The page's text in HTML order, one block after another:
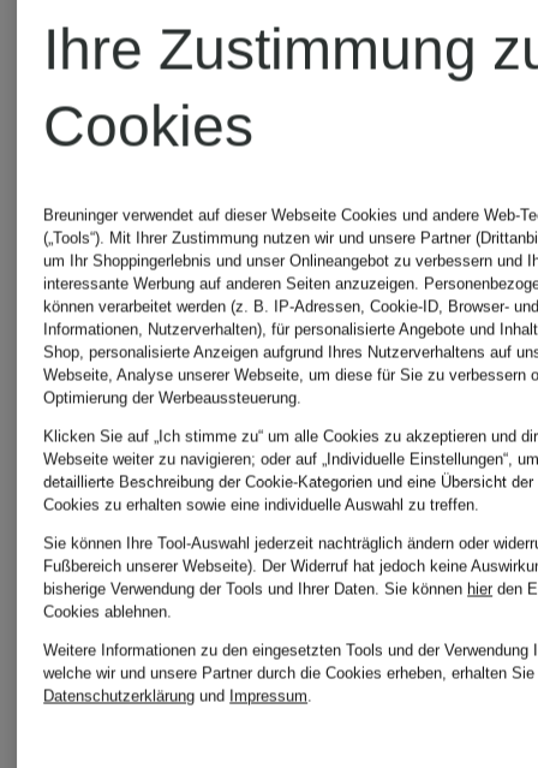
KINGA
MATHE
anno domini
Trachtenmode
CocoVero
Trachtenmode
Gottseidank
MATHE
KRÜGER
Dirndl &
Dirndl &
Ihre Zustimmung
Cookies
Breuninger verwendet auf dieser Webseite Cookies und andere Web-
(„Tools“). Mit Ihrer Zustimmung nutzen wir und unsere Partner
um Ihr Shoppingerlebnis und unser Onlineangebot zu verbessern und
interessante Werbung auf anderen Seiten anzuzeigen.
können verarbeitet werden (z. B. IP-Adressen, Cookie-ID, Browser-
Informationen, Nutzerverhalten), für personalisierte Angebote und
Shop, personalisierte Anzeigen aufgrund Ihres Nutzerverhaltens auf
Webseite, Analyse unserer Webseite, um diese für Sie zu verbessern
Optimierung der Werbeaussteuerung.
Klicken Sie auf „Ich stimme zu“ um alle Cookies zu akzeptieren und
Webseite weiter zu navigieren; oder auf „Individuelle Einstellungen“,
detaillierte Beschreibung der Cookie-Kategorien und eine Übersicht
Cookies zu erhalten sowie eine individuelle Auswahl zu treffen.
Sie können Ihre Tool-Auswahl jederzeit nachträglich ändern oder
Fußbereich unserer Webseite). Der Widerruf hat jedoch keine
bisherige Verwendung der Tools und Ihrer Daten. Sie können hier den
Cookies ablehnen.
Weitere Informationen zu den eingesetzten Tools und der Verwendung
welche wir und unsere Partner durch die Cookies erheben, erhalten
Datenschutzerklärung und Impressum.